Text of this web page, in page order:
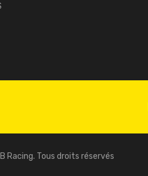
Racing. Tous droits réservés